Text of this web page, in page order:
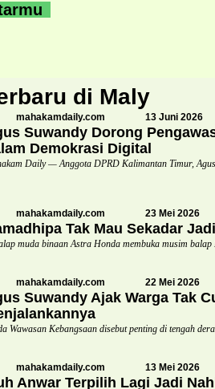
di Maly
mahakamdaily.com 13 Juni 2026
Suwandy Dorong
Demokrasi Digital
Daily — Anggota DPRD Kalimantan Timur,
mahakamdaily.com 23 Mei 2026
Tak Mau Sekadar
muda binaan Astra Honda membuka musim balap
mahakamdaily.com 22 Mei 2026
Suwandy Ajak Warga Tak
Wawasan Kebangsaan disebut penting di tengah
mahakamdaily.com 13 Mei 2026
Anwar Terpilih Lagi Jadi